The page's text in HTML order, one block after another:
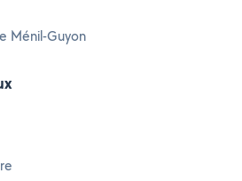
Ménil-Guyon